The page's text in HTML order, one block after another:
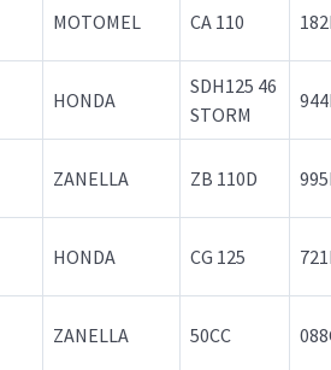
MOTOMEL CA 110
HONDA
SDH125 46
STORM
ZANELLA ZB 110D
HONDA CG 125
ZANELLA 50CC